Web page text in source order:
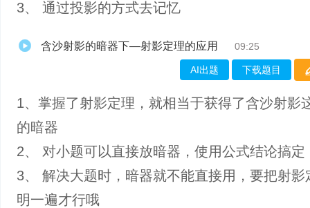
3、 通过投影的方式去记忆
含沙射影的暗器下—射影定理的应用 09:25
AI出题 下载题目
1、掌握了射影定理，就相当于获得了含沙射影
的暗器
2、 对小题可以直接放暗器，使用公式结论搞定
3、 解决大题时，暗器就不能直接用，要把射影
明一遍才行哦